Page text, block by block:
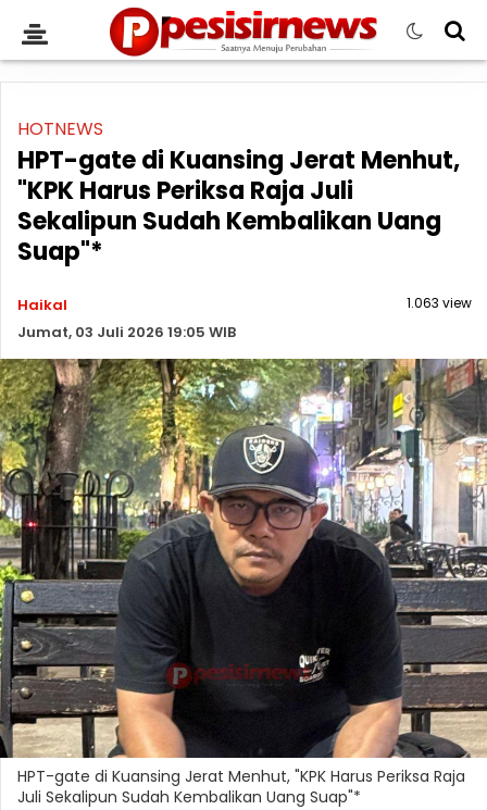
HOTNEWS
HPT-gate di Kuansing Jerat Menhut,
"KPK Harus Periksa Raja Juli
Sekalipun Sudah Kembalikan Uang
Suap"*
Haikal
Jumat, 03 Juli 2026 19:05 WIB
1.063 view
HPT-gate di Kuansing Jerat Menhut, "KPK Harus Periksa Raja
Juli Sekalipun Sudah Kembalikan Uang Suap"*